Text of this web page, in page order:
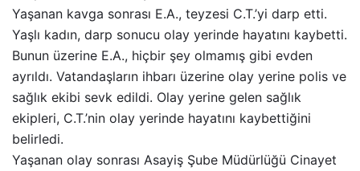
Yaşanan kavga sonrası E.A., teyzesi C.T.’yi darp etti.
Yaşlı kadın, darp sonucu olay yerinde hayatını kaybetti.
Bunun üzerine E.A., hiçbir şey olmamış gibi evden
ayrıldı. Vatandaşların ihbarı üzerine olay yerine polis ve
sağlık ekibi sevk edildi. Olay yerine gelen sağlık
ekipleri, C.T.’nin olay yerinde hayatını kaybettiğini
belirledi.
Yaşanan olay sonrası Asayiş Şube Müdürlüğü Cinayet